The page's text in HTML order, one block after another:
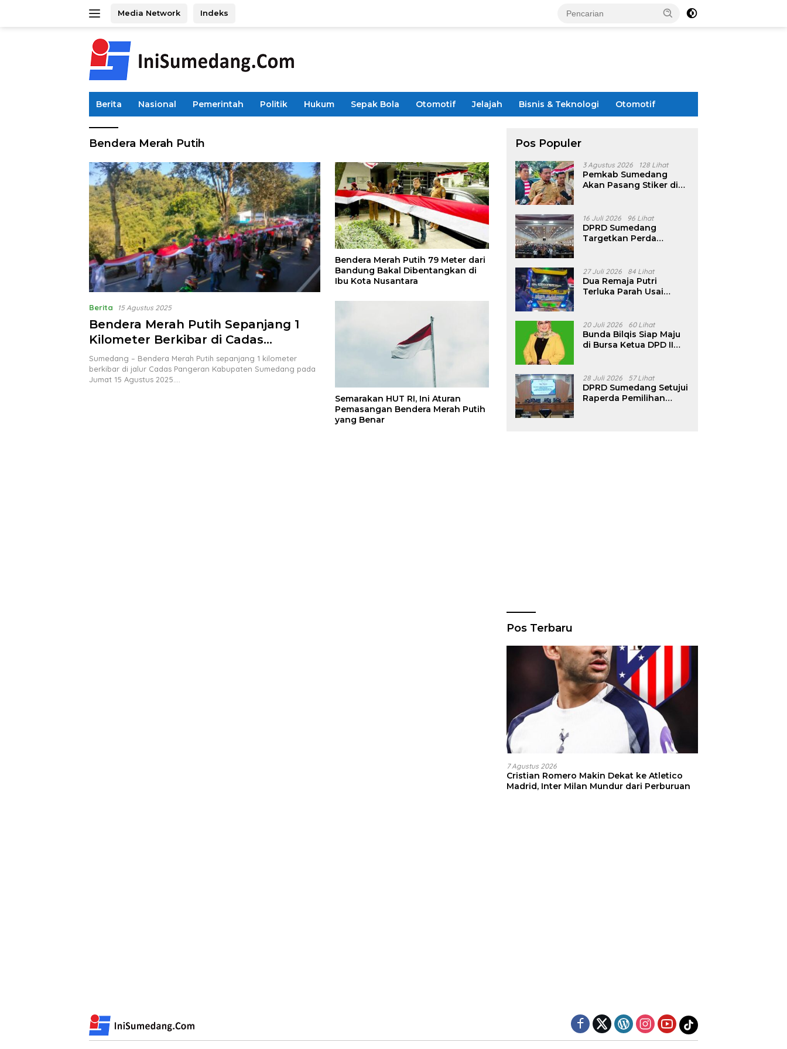
Media Network Indeks
Berita Nasional Pemerintah Politik Hukum Sepak Bola Otomotif Jelajah Bisnis & Teknologi Otomotif
Bendera Merah Putih
Berita 15 Agustus 2025
Bendera Merah Putih Sepanjang 1
Kilometer Berkibar di Cadas
Pangeran Sumedang
Sumedang – Bendera Merah Putih sepanjang 1 kilometer
berkibar di jalur Cadas Pangeran Kabupaten Sumedang pada
Jumat 15 Agustus 2025….
Bendera Merah Putih 79 Meter dari
Bandung Bakal Dibentangkan di
Ibu Kota Nusantara
Semarakan HUT RI, Ini Aturan
Pemasangan Bendera Merah Putih
yang Benar
Pos Populer
3 Agustus 2026 128 Lihat
Pemkab Sumedang
Akan Pasang Stiker di
16 Juli 2026 96 Lihat
DPRD Sumedang
Targetkan Perda
Pencalonan Diperjelas
27 Juli 2026 84 Lihat
Dua Remaja Putri
Terluka Parah Usai
Tanjungsari Sumedang
20 Juli 2026 60 Lihat
Bunda Bilqis Siap Maju
di Bursa Ketua DPD II
28 Juli 2026 57 Lihat
DPRD Sumedang Setujui
Raperda Pemilihan
Pos Terbaru
7 Agustus 2026
Cristian Romero Makin Dekat ke Atletico
Madrid, Inter Milan Mundur dari Perburuan